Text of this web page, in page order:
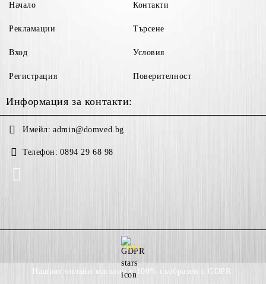
Начало
Рекламации
Вход
Регистрация
Контакти
Търсене
Условия
Поверителност
Информация за контакти:
Имейл: admin@domved.bg
Телефон: 0894 29 68 98
GDPR
Нашият онлайн магазин е 100% съобразен с GDPR.